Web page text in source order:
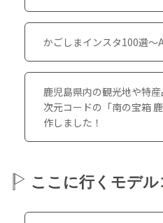
かごしまインスタ100選
鹿児島県内の観光地や特
次元コードの「南の宝箱
作しました！
ここに行くモデル